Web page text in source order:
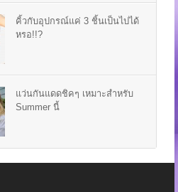
คิ้วกับอุปกรณ์แค่ 3 ชิ้นเป็นไปได้
หรอ!!?
แว่นกันแดดชิคๆ เหมาะสำหรับ
Summer นี้